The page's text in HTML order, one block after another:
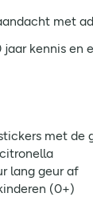
met
jaar kennis en
met de
lang geur af
(0+)